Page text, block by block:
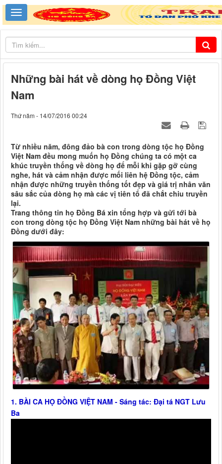
Những bài hát về dòng họ Đồng Việt
Nam
Thứ năm - 14/07/2016 00:24
Từ nhiều năm, đông đảo bà con trong dòng tộc họ Đồng
Việt Nam đều mong muốn họ Đồng chúng ta có một ca
khúc truyền thống về dòng họ để mỗi khi gặp gỡ cùng
nghe, hát và cảm nhận được mối liên hệ Đồng tộc, cảm
nhận được những truyền thống tốt đẹp và giá trị nhân văn
sâu sắc của dòng họ mà các vị tiên tổ đã chắt chiu truyền
lại.
Trang thông tin họ Đồng Bá xin tổng hợp và gửi tới bà
con trong dòng tộc họ Đồng Việt Nam những bài hát về họ
Đồng dưới đây:
1. BÀI CA HỌ ĐỒNG VIỆT NAM - Sáng tác: Đại tá NGT Lưu
Ba